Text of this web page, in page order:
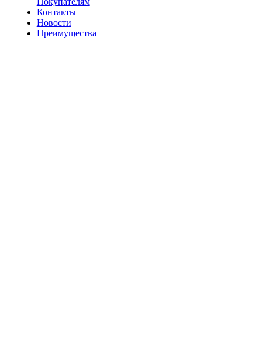
Контакты
Новости
Преимущества